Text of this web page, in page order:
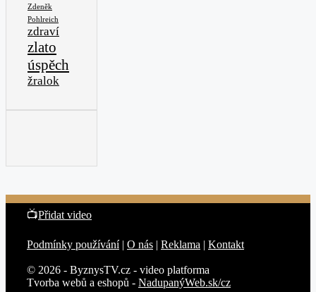
Zdeněk
Pohlreich
zdraví
zlato
úspěch
žralok
📺Přidat video
Podmínky používání| O nás | Reklama | Kontakt
© 2026 - ByznysTV.cz - video platforma
Tvorba webů a eshopů - NadupanýWeb.sk/cz